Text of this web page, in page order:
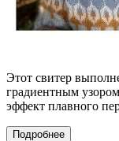
Этот свитер
градиентным
эффект плавного
Подробнее